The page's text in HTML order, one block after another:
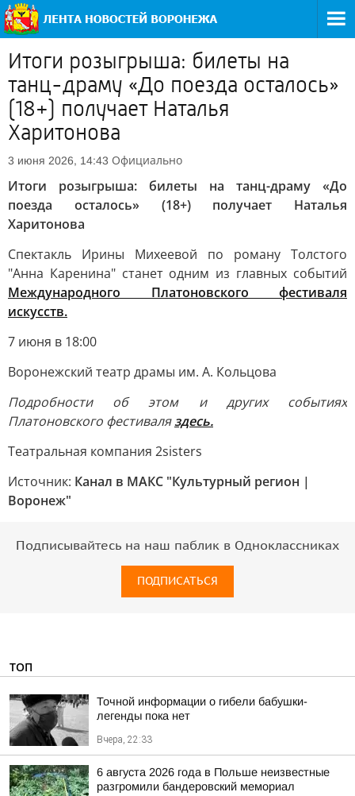
Итоги розыгрыша: билеты на
танц-драму «До поезда осталось»
(18+) получает Наталья
Харитонова
3 июня 2026, 14:43 Официально
Итоги розыгрыша: билеты на танц-драму «До
поезда осталось» (18+) получает Наталья
Харитонова
Спектакль Ирины Михеевой по роману Толстого
"Анна Каренина" станет одним из главных событий
Международного Платоновского фестиваля
искусств.
7 июня в 18:00
Воронежский театр драмы им. А. Кольцова
Подробности об этом и других событиях
Платоновского фестиваляздесь.
Театральная компания 2sisters
Источник: Канал в МАКС "Культурный регион |
Воронеж"
Подписывайтесь на наш паблик в Одноклассниках
ПОДПИСАТЬСЯ
ТОП
Точной информации о гибели бабушки-
легенды пока нет
Вчера, 22:33
6 августа 2026 года в Польше неизвестные
разгромили бандеровский мемориал